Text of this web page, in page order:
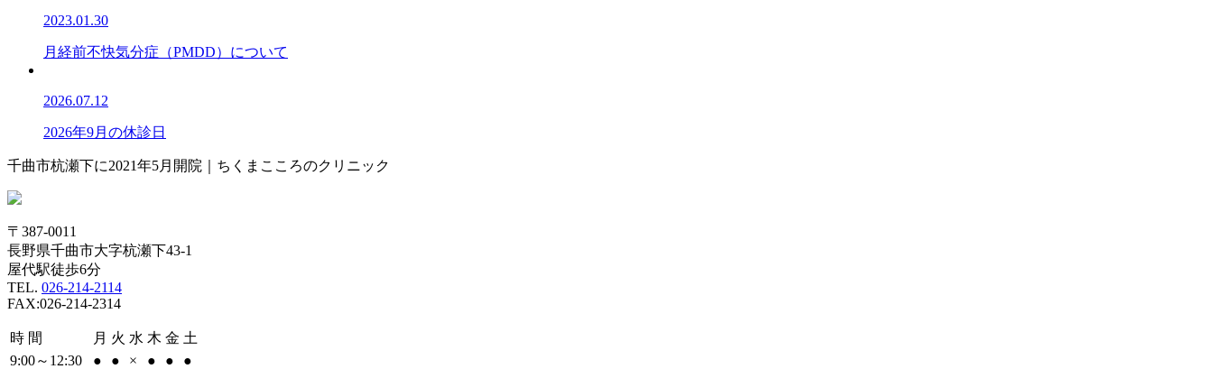
2023.01.30
月経前不快気分症（PMDD）について
2026.07.12
2026年9月の休診日
千曲市杭瀬下に2021年5月開院｜ちくまこころのクリニック
〒387-0011
長野県千曲市大字杭瀬下43-1
屋代駅徒歩6分
TEL. 026-214-2114
FAX:026-214-2314
時 間 月 火 水 木 金 土
9:00～12:30
● ● × ● ● ●